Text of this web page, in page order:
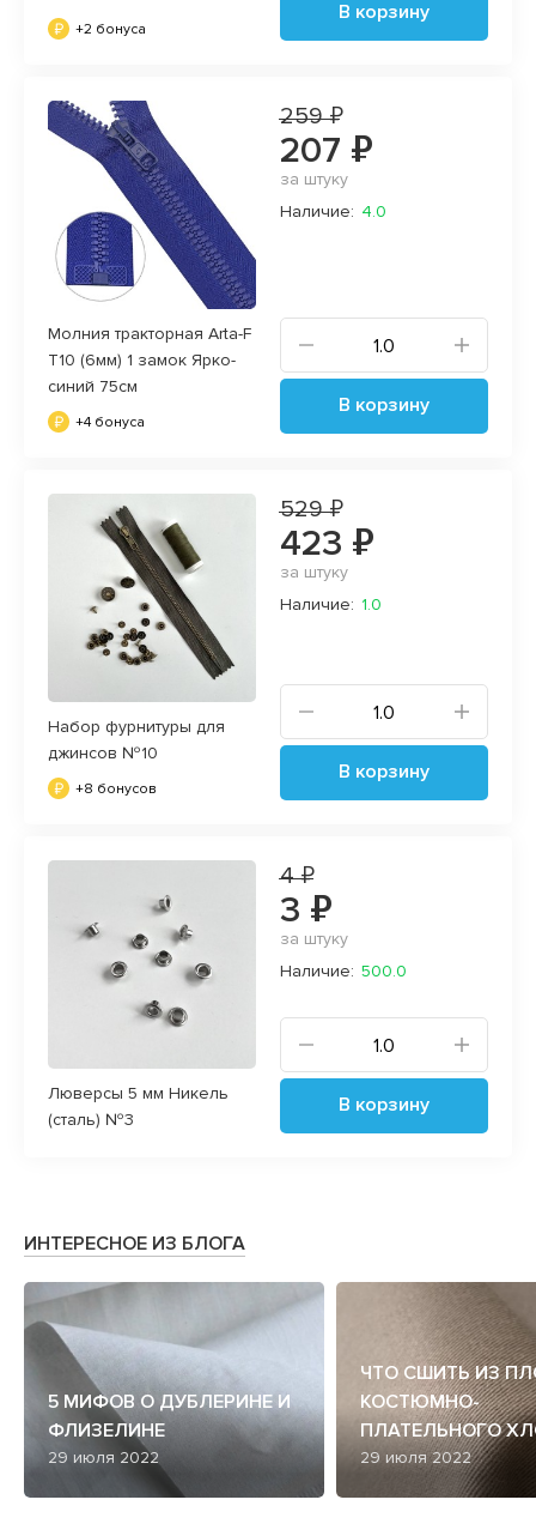
+2 бонуса
В корзину
Молния тракторная Arta-F
T10 (6мм) 1 замок Ярко-
синий 75см
+4 бонуса
259 ₽
207 ₽
за штуку
Наличие: 4.0
В корзину
Набор фурнитуры для
джинсов №10
+8 бонусов
529 ₽
423 ₽
за штуку
Наличие: 1.0
В корзину
Люверсы 5 мм Никель
(сталь) №3
4 ₽
3 ₽
за штуку
Наличие: 500.0
В корзину
ИНТЕРЕСНОЕ ИЗ БЛОГА
5 МИФОВ О ДУБЛЕРИНЕ И
ФЛИЗЕЛИНЕ
29 июля 2022
ЧТО СШИТЬ ИЗ
КОСТЮМНО-
ПЛАТЕЛЬНОГО
29 июля 2022